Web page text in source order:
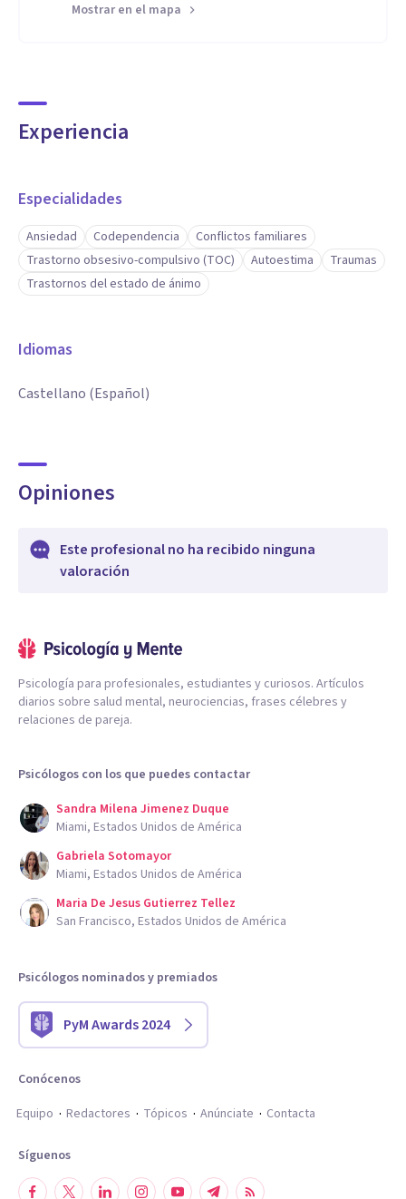
Mostrar en el mapa
Experiencia
Especialidades
Ansiedad Codependencia
Conflictos familiares
Trastorno obsesivo-compulsivo (TOC)
Autoestima
Traumas
Trastornos del estado de ánimo
Idiomas
Castellano (Español)
Opiniones
Este profesional no ha recibido ninguna
valoración
Psicología para profesionales, estudiantes y curiosos. Artículos
diarios sobre salud mental, neurociencias, frases célebres y
relaciones de pareja.
Psicólogos con los que puedes contactar
Sandra Milena Jimenez Duque
Miami, Estados Unidos de América
Gabriela Sotomayor
Miami, Estados Unidos de América
Maria De Jesus Gutierrez Tellez
San Francisco, Estados Unidos de América
Psicólogos nominados y premiados
PyM Awards 2024
Conócenos
Equipo
Redactores Tópicos Anúnciate Contacta
Síguenos